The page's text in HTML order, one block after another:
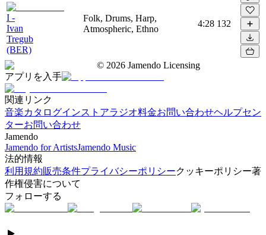
I -
Ivan
Tregub
(BER)
Folk, Drums, Harp,
Atmospheric, Ethno
4:28 132
© 2026 Jamendo Licensing
アプリを入手
関連リンク
音楽カタログインストアラジオ料金お問い合わせヘルプセン
ターお問い合わせ
Jamendo
Jamendo for ArtistsJamendo Music
法的情報
利用規約販売条件プライバシーポリシークッキーポリシー著
作権侵害について
フォローする